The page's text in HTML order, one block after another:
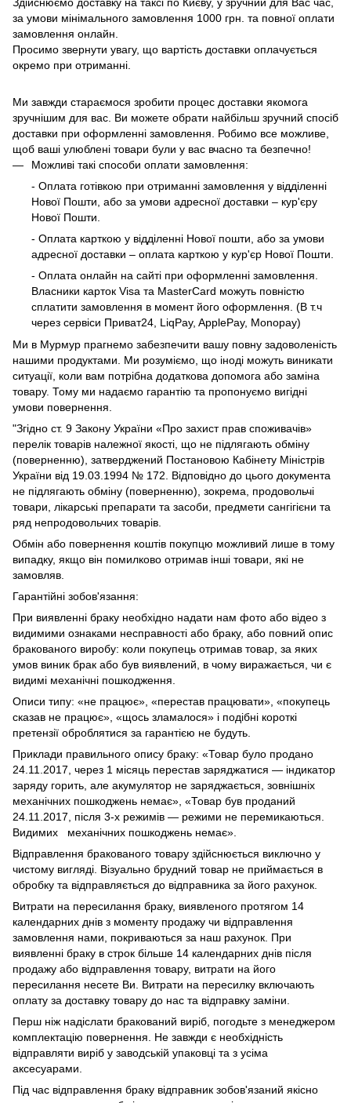
за умови мінімального замовлення 1000 грн. та повної оплати
замовлення онлайн.
Просимо звернути увагу, що вартість доставки оплачується
окремо при отриманні.
Ми завжди стараємося зробити процес доставки якомога
зручнішим для вас. Ви можете обрати найбільш зручний спосіб
доставки при оформленні замовлення. Робимо все можливе,
щоб ваші улюблені товари були у вас вчасно та безпечно!
Можливі такі способи оплати замовлення:
- Оплата готівкою при отриманні замовлення у відділенні
Нової Пошти, або за умови адресної доставки – кур'єру
Нової Пошти.
- Оплата карткою у відділенні Нової пошти, або за умови
адресної доставки – оплата карткою у кур'єр Нової Пошти.
- Оплата онлайн на сайті при оформленні замовлення.
Власники карток Visa та MasterCard можуть повністю
сплатити замовлення в момент його оформлення. (В т.ч
через сервіси Приват24, LiqPay, ApplePay, Monopay)
Ми в Мурмур прагнемо забезпечити вашу повну задоволеність
нашими продуктами. Ми розуміємо, що іноді можуть виникати
ситуації, коли вам потрібна додаткова допомога або заміна
товару. Тому ми надаємо гарантію та пропонуємо вигідні
умови повернення.
"Згідно ст. 9 Закону України «Про захист прав споживачів»
перелік товарів належної якості, що не підлягають обміну
(поверненню), затверджений Постановою Кабінету Міністрів
України від 19.03.1994 № 172. Відповідно до цього документа
не підлягають обміну (поверненню), зокрема, продовольчі
товари, лікарські препарати та засоби, предмети сангігієни та
ряд непродовольчих товарів.
Обмін або повернення коштів покупцю можливий лише в тому
випадку, якщо він помилково отримав інші товари, які не
замовляв.
Гарантійні зобов'язання:
При виявленні браку необхідно надати нам фото або відео з
видимими ознаками несправності або браку, або повний опис
бракованого виробу: коли покупець отримав товар, за яких
умов виник брак або був виявлений, в чому виражається, чи є
видимі механічні пошкодження.
Описи типу: «не працює», «перестав працювати», «покупець
сказав не працює», «щось зламалося» і подібні короткі
претензії оброблятися за гарантією не будуть.
Приклади правильного опису браку: «Товар було продано
24.11.2017, через 1 місяць перестав заряджатися — індикатор
заряду горить, але акумулятор не заряджається, зовнішніх
механічних пошкоджень немає», «Товар був проданий
24.11.2017, після 3-х режимів — режими не перемикаються.
Видимих механічних пошкоджень немає».
Відправлення бракованого товару здійснюється виключно у
чистому вигляді. Візуально брудний товар не приймається в
обробку та відправляється до відправника за його рахунок.
Витрати на пересилання браку, виявленого протягом 14
календарних днів з моменту продажу чи відправлення
замовлення нами, покриваються за наш рахунок. При
виявленні браку в строк більше 14 календарних днів після
продажу або відправлення товару, витрати на його
пересилання несете Ви. Витрати на пересилку включають
оплату за доставку товару до нас та відправку заміни.
Перш ніж надіслати бракований виріб, погодьте з менеджером
комплектацію повернення. Не завжди є необхідність
відправляти виріб у заводській упаковці та з усіма
аксесуарами.
Під час відправлення браку відправник зобов'язаний якісно